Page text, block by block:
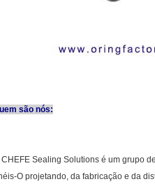
são nós:
CHEFE Sealing Solutions é um grupo
O projetando, da fabricação e da